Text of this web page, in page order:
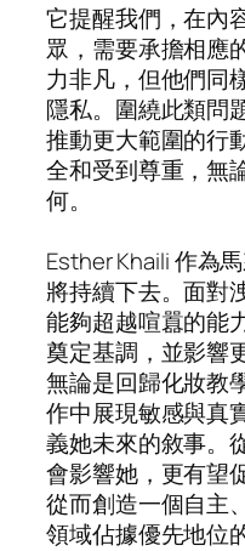
它提醒我們，在內
眾，需要承擔相應
力非凡，但他們同
隱私。圍繞此類問
推動更大範圍的行
全和受到尊重，無
何。
Esther Khaili 作為
將持續下去。面對
能夠超越喧囂的能
奠定基調，並影響
無論是回歸化妝教
作中展現敏感與真
義她未來的敘事。
會影響她，更有望
從而創造一個自主
領域佔據優先地位